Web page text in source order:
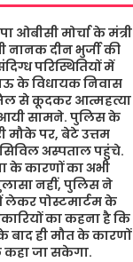
मोर्चा के मंत्री
नानक दीन भुर्जी की
परिस्थितियों में
के विधायक निवास
से कूदकर आत्महत्या
सामने. पुलिस के
मौके पर, बेटे उत्तम
अस्पताल पहुंचे.
के कारणों का अभी
नहीं, पुलिस ने
पोस्टमार्टम के
का कहना है कि
बाद ही मौत के कारणों
जा सकेगा.